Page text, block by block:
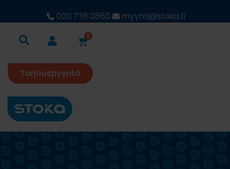
020 778 0860 myynti@stoka.fi
0
Tarjouspyyntö